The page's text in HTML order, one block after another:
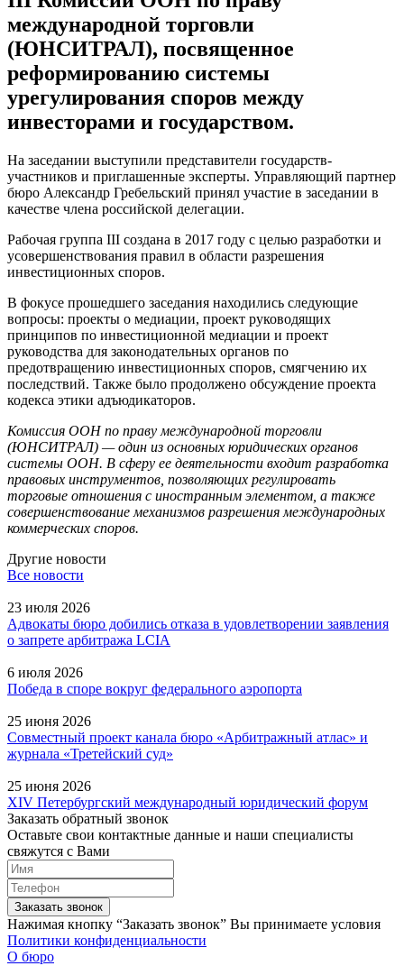
международной торговли
(ЮНСИТРАЛ), посвященное
реформированию системы
урегулирования споров между
инвесторами и государством.
На заседании выступили представители государств-
участников и приглашенные эксперты. Управляющий партнер
бюро Александр Гребельский принял участие в заседании в
качестве члена российской делегации.
Рабочая группа III создана в 2017 году с целью разработки и
усовершенствования правил в области разрешения
инвестиционных споров.
В фокусе прошедшего заседания находились следующие
вопросы: проекты о медиации, проект руководящих
принципов по инвестиционной медиации и проект
руководства для законодательных органов по
предотвращению инвестиционных споров, смягчению их
последствий. Также было продолжено обсуждение проекта
кодекса этики адъюдикаторов.
Комиссия ООН по праву международной торговли
(ЮНСИТРАЛ) — один из основных юридических органов
системы ООН. В сферу ее деятельности входит разработка
правовых инструментов, позволяющих регулировать
торговые отношения с иностранным элементом, а также
совершенствование механизмов разрешения международных
коммерческих споров.
Другие новости
Все новости
23 июля 2026
Адвокаты бюро добились отказа в удовлетворении заявления
о запрете арбитража LCIA
6 июля 2026
Победа в споре вокруг федерального аэропорта
25 июня 2026
Совместный проект канала бюро «Арбитражный атлас» и
журнала «Третейский суд»
25 июня 2026
XIV Петербургский международный юридический форум
Заказать обратный звонок
Оставьте свои контактные данные и наши специалисты
свяжутся с Вами
Заказать звонок
Нажимая кнопку “Заказать звонок” Вы принимаете условия
Политики конфиденциальности
О бюро